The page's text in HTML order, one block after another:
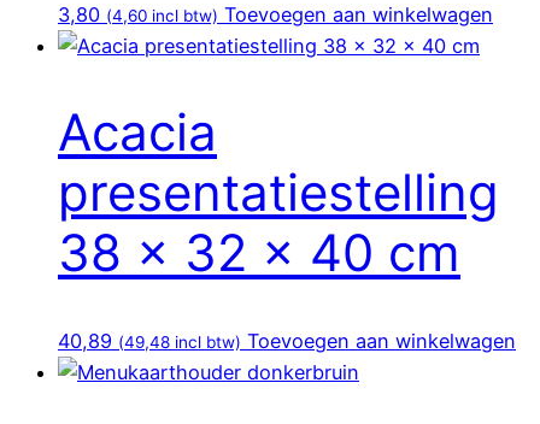
3,80 (4,60 incl btw) Toevoegen aan winkelwagen
Acacia
presentatiestelling
38 x 32 x 40 cm
40,89 (49,48 incl btw) Toevoegen aan winkelwagen